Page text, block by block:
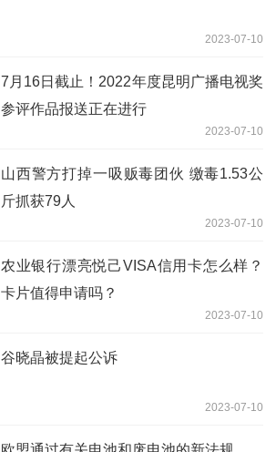
2023-07-10
7月16日截止！2022年度昆明广播电视奖
参评作品报送正在进行
2023-07-10
山西警方打掉一吸贩毒团伙 缴毒1.53公
斤抓获79人
2023-07-10
农业银行漂亮悦己VISA信用卡怎么样？
卡片值得申请吗？
2023-07-10
谷晓晶被提起公诉
2023-07-10